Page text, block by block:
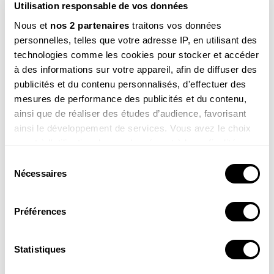
Utilisation responsable de vos données
Nous et nos 2 partenaires traitons vos données
personnelles, telles que votre adresse IP, en utilisant des
technologies comme les cookies pour stocker et accéder
à des informations sur votre appareil, afin de diffuser des
publicités et du contenu personnalisés, d'effectuer des
mesures de performance des publicités et du contenu,
ainsi que de réaliser des études d’audience, favorisant
ainsi le développement de services. Vous avez le choix
tout moment en consultant la Déclaration relative aux
cookies ou en cliquant sur l'icône de confidentialité.
Si vous le permettez, nous aimerions également :
géographique qui peuvent être précises à plusieurs
Nécessaires
Préférences
Statistiques
Mahé, 9 ans
Salut Sam, est-ce que les animaux sont chatouilleux ?
Est-ce qu’ils rigolent ?